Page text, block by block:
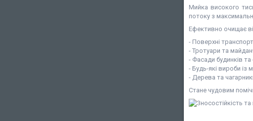
Мийка високого
потоку з
Ефективно очищає
- Поверхні
- Тротуари та
- Фасади будинків
- Будь-які вироби із
- Дерева та
Стане чудовим